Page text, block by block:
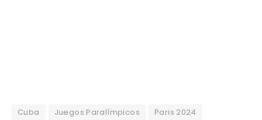
Cuba Juegos Paralímpicos Paris 2024